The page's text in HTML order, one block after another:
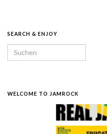
SEARCH & ENJOY
Search for:
WELCOME TO JAMROCK